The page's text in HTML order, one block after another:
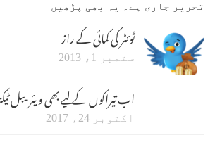
تحریر جاری ہے۔ یہ بھی پڑھیں
ٹوئٹر کی کمائی کے راز
ستمبر 1، 2013
اب تیراکوں کے لیے بھی ویئریبل
اکتوبر 24، 2017